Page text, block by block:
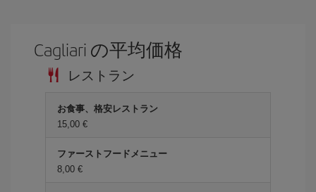
Cagliari の平均価格
レストラン
お食事、格安レストラン
15,00 €
ファーストフードメニュー
8,00 €